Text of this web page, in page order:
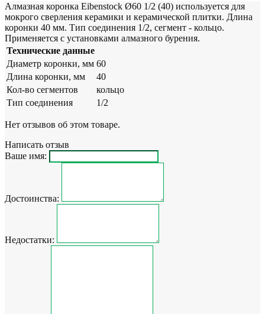
Алмазная коронка Eibenstock Ø60 1/2 (40) используется для
мокрого сверления керамики и керамической плитки. Длина
коронки 40 мм. Тип соединения 1/2, сегмент - кольцо.
Применяется с установками алмазного бурения.
Технические данные
Диаметр коронки, мм 60
Длина коронки, мм
40
Кол-во сегментов
кольцо
Тип соединения
1/2
Нет отзывов об этом товаре.
Написать отзыв
Ваше имя:
Достоинства:
Недостатки: